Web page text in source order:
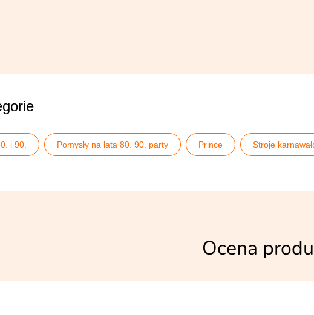
i 90. Pomysły na lata 80. 90. party Prince Stroje
Ocena